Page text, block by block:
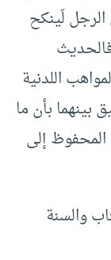
لَينكح
اللدنية
بينهما بأن ما
إلى
والسنة